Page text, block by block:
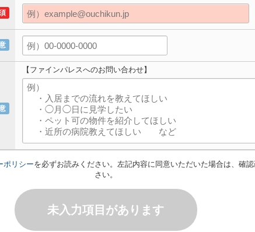
【ファインパレスへのお問い合わせ】
ポリシーを必ずお読みください。左記内容に同意いただいた場合は、確
さい。
未入力項目があります